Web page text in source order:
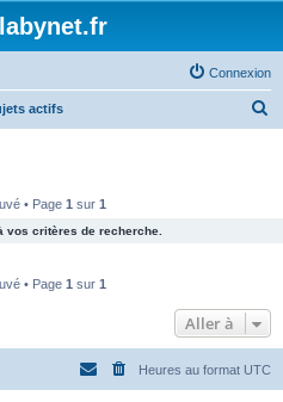
Connexion
actifs
e
• Page 1 sur 1
vos critères de recherche.
• Page 1 sur 1
Aller à
Heures au format UTC